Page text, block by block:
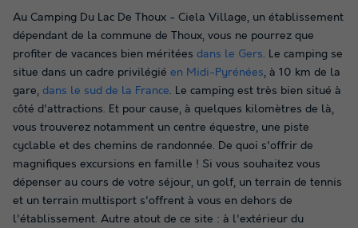
Au Camping Du Lac De Thoux - Ciela Village, un établissement
dépendant de la commune de Thoux, vous ne pourrez que
profiter de vacances bien méritées dans le Gers. Le camping se
situe dans un cadre privilégié en Midi-Pyrénées, à 10 km de la
gare, dans le sud de la France. Le camping est très bien situé à
côté d'attractions. Et pour cause, à quelques kilomètres de là,
vous trouverez notamment un centre équestre, une piste
cyclable et des chemins de randonnée. De quoi s'offrir de
magnifiques excursions en famille ! Si vous souhaitez vous
dépenser au cours de votre séjour, un golf, un terrain de tennis
et un terrain multisport s'offrent à vous en dehors de
l'établissement. Autre atout de ce site : à l'extérieur du